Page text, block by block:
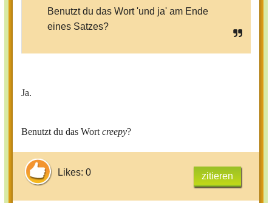
Benutzt du das Wort 'und ja' am Ende
eines Satzes?
Ja.
Benutzt du das Wort creepy?
Likes: 0 zitieren